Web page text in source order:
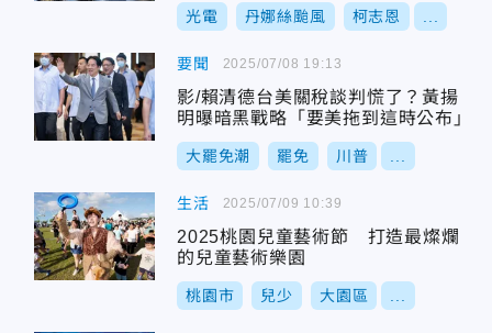
光電 丹娜絲颱風 柯志恩
要聞
影/賴清德台美關稅談判慌了？黃揚
明曝暗黑戰略「要美拖到這時公布」
大罷免潮 罷免 川普
2025/07/08 19:13
生活
2025桃園兒童藝術節 打造最燦爛
的兒童藝術樂園
桃園市 兒少 大園區
2025/07/09 10:39